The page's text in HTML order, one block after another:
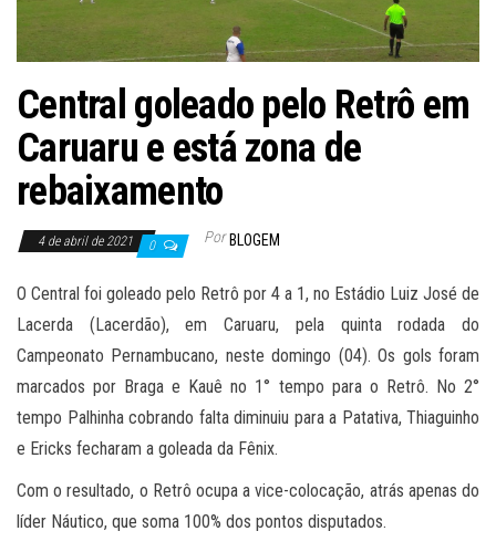
Central goleado pelo Retrô em
Caruaru e está zona de
rebaixamento
4 de abril de 2021 0 Por BLOGEM
O Central foi goleado pelo Retrô por 4 a 1, no Estádio Luiz José de
Lacerda (Lacerdão), em Caruaru, pela quinta rodada do
Campeonato Pernambucano, neste domingo (04). Os gols foram
marcados por Braga e Kauê no 1° tempo para o Retrô. No 2°
tempo Palhinha cobrando falta diminuiu para a Patativa, Thiaguinho
e Ericks fecharam a goleada da Fênix.
Com o resultado, o Retrô ocupa a vice-colocação, atrás apenas do
líder Náutico, que soma 100% dos pontos disputados.